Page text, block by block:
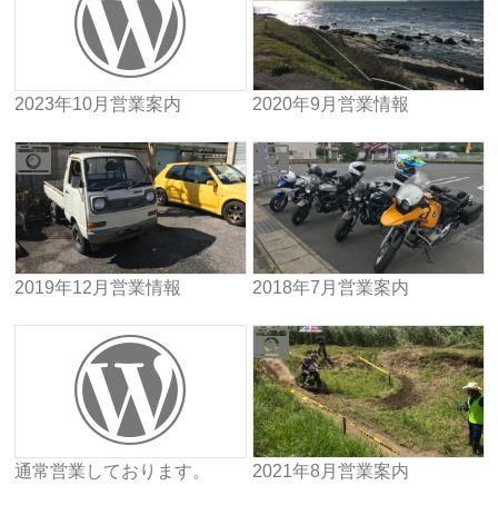
2023年10月営業案内 2020年9月営業情報
2019年12月営業情報 2018年7月営業案内
通常営業しております。 2021年8月営業案内